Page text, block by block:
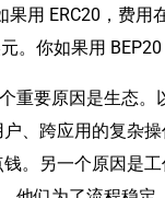
用 ERC20，费用
。你如果用 BEP20
重要原因是生态
、跨应用的复杂
钱。另一个原因是